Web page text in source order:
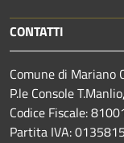
CONTATTI
Comune di Mariano
P.le Console
Codice Fiscale:
Partita IVA: